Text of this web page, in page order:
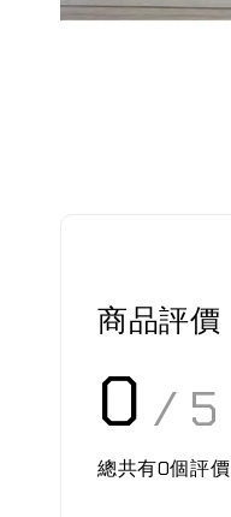
商品評價
0 / 5
總共有0個評價